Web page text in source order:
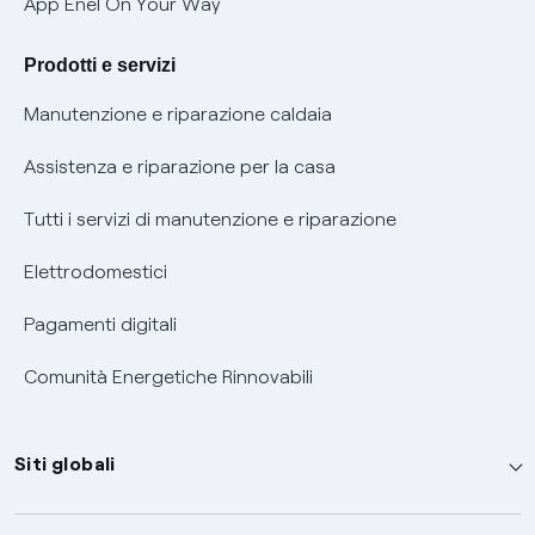
Agevolazione utenti con disabilità per offerte Fibra
Informativa RAEE
Prodotti e servizi
Manutenzione e riparazione caldaia
Assistenza e riparazione per la casa
Tutti i servizi di manutenzione e riparazione
Elettrodomestici
Pagamenti digitali
Comunità Energetiche Rinnovabili
Siti globali